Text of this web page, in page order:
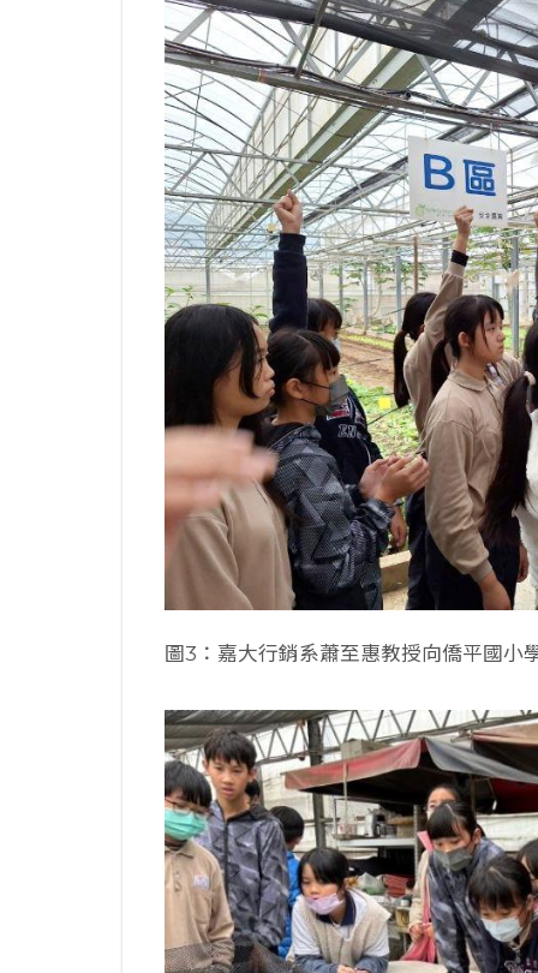
圖3：嘉大行銷系蕭至惠教授向僑平國小